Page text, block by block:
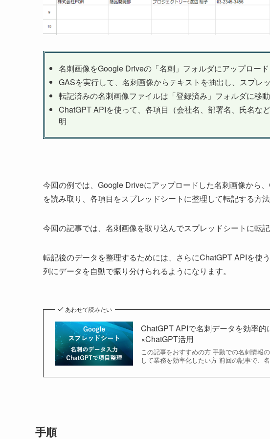
名刺画像をGoogle Driveの「名刺」フォルダにアップロード
GASを実行して、名刺画像からテキストを抽出し、スプレ
転記済みの名刺画像ファイルは「登録済み」フォルダに
ChatGPT APIを使って、各項目（会社名、部署名、氏名
明
今回の例では、Google Driveにアップロードした名刺画像から
を読み取り、各項目をスプレッドシートに整理して転記する方法
今回の記事では、名刺画像を取り込んでスプレッドシートに転
転記後のデータを整理するためには、さらにChatGPT APIを使
列にデータを自動で振り分けられるようになります。
あわせて読みたい
ChatGPT APIで名刺データを効率
×ChatGPT活用
この記事をおすすめの方 手動での名刺情報
して業務を効率化したい方 前回の記事で、
手順